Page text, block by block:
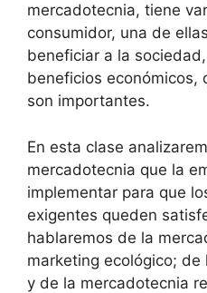
mercadotecnia, tiene
consumidor, una de
beneficiar a la
beneficios económicos,
son importantes.
En esta clase
mercadotecnia que la
implementar para que
exigentes queden
hablaremos de la
marketing ecológico;
y de la mercadotecnia